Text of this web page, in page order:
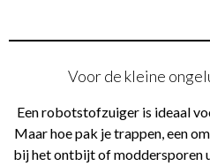
Voor de kleine
Een robotstofzuiger is ideaal
Maar hoe pak je trappen, een
bij het ontbijt of moddersporen